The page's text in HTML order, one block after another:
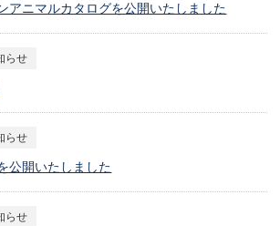
アニマルカタログを公開いたしました
らせ
らせ
公開いたしました
らせ